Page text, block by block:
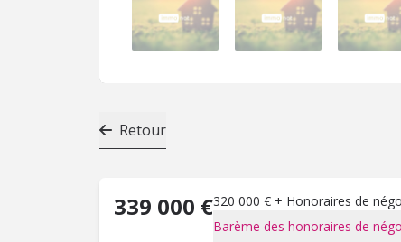
Retour
339 000 €320 000 € + Honoraires de
Barème des honoraires de